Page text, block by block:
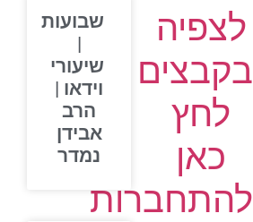
לצפיה
בקבצים
לחץ
כאן
להתחברות
שבועות
שיעורי
וידאו |
הרב
אבידן
נמדר